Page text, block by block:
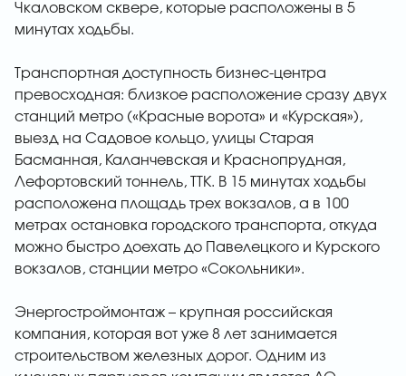
Чкаловском сквере, которые расположены в 5
минутах ходьбы.
Транспортная доступность бизнес-центра
превосходная: близкое расположение сразу двух
станций метро («Красные ворота» и «Курская»),
выезд на Садовое кольцо, улицы Старая
Басманная, Каланчевская и Краснопрудная,
Лефортовский тоннель, ТТК. В 15 минутах ходьбы
расположена площадь трех вокзалов, а в 100
метрах остановка городского транспорта, откуда
можно быстро доехать до Павелецкого и Курского
вокзалов, станции метро «Сокольники».
Энергостроймонтаж – крупная российская
компания, которая вот уже 8 лет занимается
строительством железных дорог. Одним из